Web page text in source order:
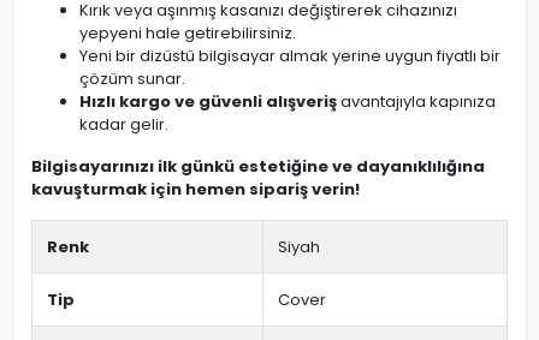
Kırık veya aşınmış kasanızı değiştirerek cihazınızı
yepyeni hale getirebilirsiniz.
Yeni bir dizüstü bilgisayar almak yerine uygun fiyatlı bir
çözüm sunar.
Hızlı kargo ve güvenli alışverişavantajıyla kapınıza
kadar gelir.
Bilgisayarınızı ilk günkü estetiğine ve dayanıklılığına
kavuşturmak için hemen sipariş verin!
Renk Siyah
Tip Cover